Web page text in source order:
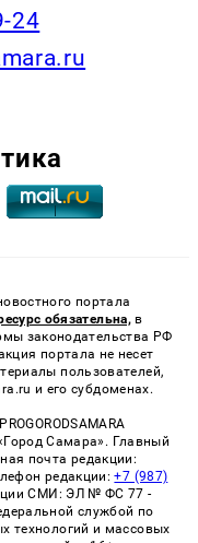
24
портала
обязательна, в
законодательства РФ
портала не несет
пользователей,
и его субдоменах.
Самара». Главный
почта редакции:
редакции:+7 (987)
СМИ: ЭЛ № ФС 77 -
службой по
технологий и массовых